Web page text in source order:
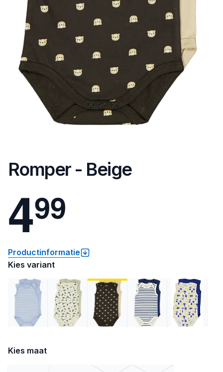
Romper - Beige
499
Productinformatie
Kies variant
Kies maat